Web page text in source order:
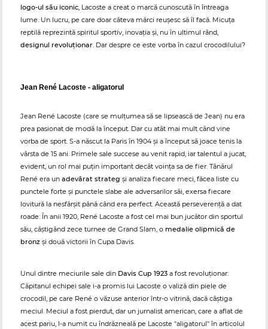
logo-ul său iconic, Lacoste a creat o marcă cunoscută în întreaga
lume. Un lucru, pe care doar câteva mărci reușesc să îl facă. Micuța
reptilă reprezintă spiritul sportiv, inovația și, nu în ultimul rând,
designul revoluționar. Dar despre ce este vorba în cazul crocodilului?
Jean René Lacoste - aligatorul
Jean René Lacoste (care se mulțumea să se lipsească de Jean) nu era
prea pasionat de modă la început. Dar cu atât mai mult când vine
vorba de sport. S-a născut la Paris în 1904 și a început să joace tenis la
vârsta de 15 ani. Primele sale succese au venit rapid, iar talentul a jucat,
evident, un rol mai puțin important decât voința sa de fier. Tânărul
René era un adevărat strateg și analiza fiecare meci, făcea liste cu
punctele forte și punctele slabe ale adversarilor săi, exersa fiecare
lovitură la nesfârșit până când era perfect. Această perseverență a dat
roade: În anii 1920, René Lacoste a fost cel mai bun jucător din sportul
său, câștigând zece turnee de Grand Slam, o medalie olipmică de
bronz și două victorii în Cupa Davis.
Unul dintre meciurile sale din Davis Cup 1923 a fost revoluționar:
Căpitanul echipei sale i-a promis lui Lacoste o valiză din piele de
crocodil, pe care René o văzuse anterior într-o vitrină, dacă câștiga
meciul. Meciul a fost pierdut, dar un jurnalist american, care a aflat de
acest pariu, l-a numit cu îndrăzneală pe Lacoste "aligatorul" în articolul